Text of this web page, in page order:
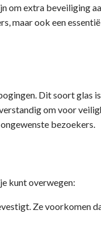
om extra beveiliging
maar ook een
Dit soort glas
om voor
bezoekers.
kunt overwegen:
Ze voorkomen